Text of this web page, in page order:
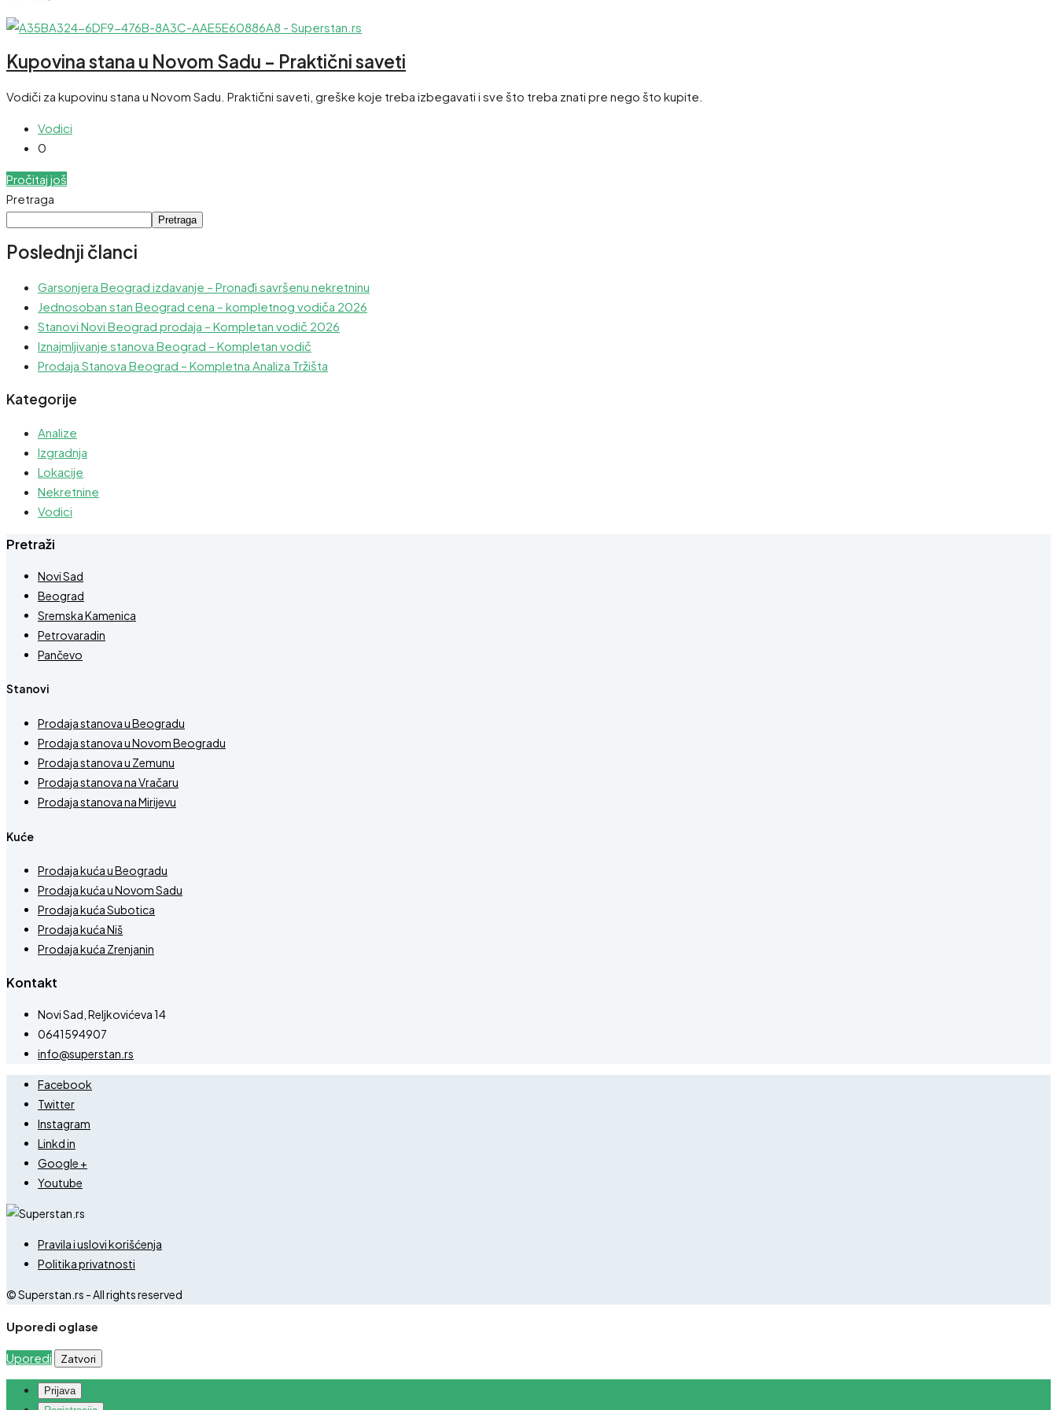
Kupovina stana u Novom Sadu – Praktični saveti
Vodiči za kupovinu stana u Novom Sadu. Praktični saveti, greške koje treba izbegavati i sve što treba znati pre nego što kupite.
Vodici
0
Pročitaj još
Pretraga
Pretraga
Poslednji članci
Garsonjera Beograd izdavanje – Pronađi savršenu nekretninu
Jednosoban stan Beograd cena – kompletnog vodiča 2026
Stanovi Novi Beograd prodaja – Kompletan vodič 2026
Iznajmljivanje stanova Beograd – Kompletan vodič
Prodaja Stanova Beograd – Kompletna Analiza Tržišta
Kategorije
Analize
Izgradnja
Lokacije
Nekretnine
Vodici
Pretraži
Novi Sad
Beograd
Sremska Kamenica
Petrovaradin
Pančevo
Stanovi
Prodaja stanova u Beogradu
Prodaja stanova u Novom Beogradu
Prodaja stanova u Zemunu
Prodaja stanova na Vračaru
Prodaja stanova na Mirijevu
Kuće
Prodaja kuća u Beogradu
Prodaja kuća u Novom Sadu
Prodaja kuća Subotica
Prodaja kuća Niš
Prodaja kuća Zrenjanin
Kontakt
Novi Sad, Reljkovićeva 14
0641594907
info@superstan.rs
Facebook
Twitter
Instagram
Linkd in
Google +
Youtube
Pravila i uslovi korišćenja
Politika privatnosti
© Superstan.rs - All rights reserved
Uporedi oglase
Uporedi Zatvori
Prijava